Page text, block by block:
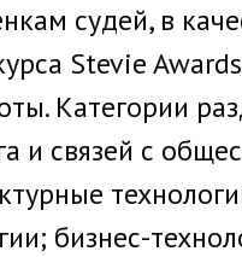
судей, в
Stevie
Категории
и связей с
бизнес-